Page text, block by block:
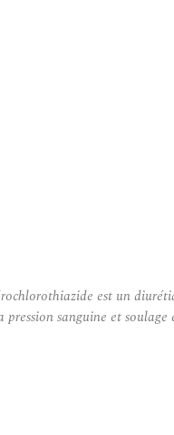
est un
sanguine et